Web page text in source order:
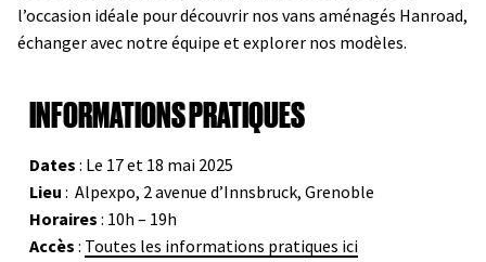
l’occasion idéale pour découvrir nos vans aménagés Hanroad,
échanger avec notre équipe et explorer nos modèles.
INFORMATIONS PRATIQUES
Dates : Le 17 et 18 mai 2025
Lieu : Alpexpo, 2 avenue d’Innsbruck, Grenoble
Horaires : 10h – 19h
Accès : Toutes les informations pratiques ici